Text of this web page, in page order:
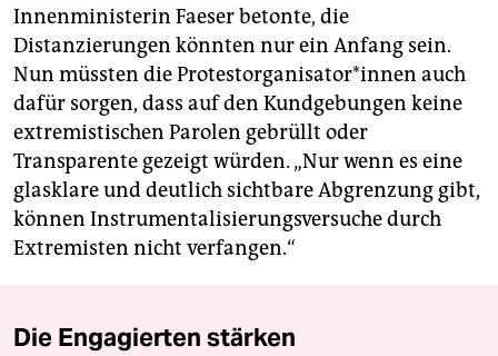
Innenministerin Faeser betonte, die
Distanzierungen könnten nur ein Anfang sein.
Nun müssten die Pro­test­or­ga­ni­sa­to­r*in­nen auch
dafür sorgen, dass auf den Kundgebungen keine
extremistischen Parolen gebrüllt oder
Transparente gezeigt würden. „Nur wenn es eine
glasklare und deutlich sichtbare Abgrenzung gibt,
können Instrumentalisierungsversuche durch
Extremisten nicht verfangen.“
Die Engagierten stärken